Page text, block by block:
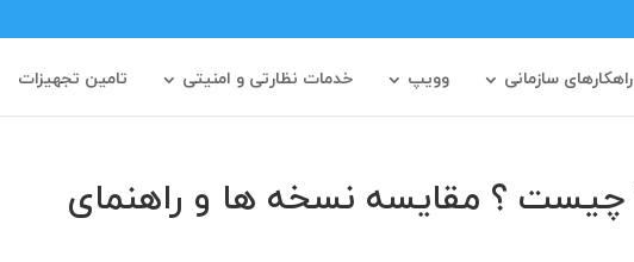
راهکارهای سازمانی وویپ خدمات نظارتی و امنیتی تامین تجهیزات
VMware vSphere چیست ؟ مقایسه نسخه‌ ها و راهنمای